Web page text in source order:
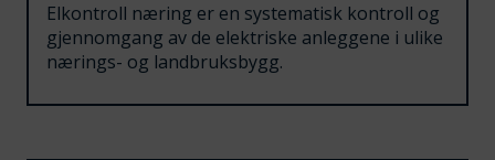
Elkontroll næring er en systematisk kontroll og
gjennomgang av de elektriske anleggene i ulike
nærings- og landbruksbygg.